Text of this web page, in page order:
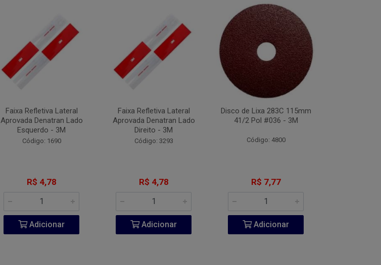
Faixa Refletiva Lateral
Aprovada Denatran Lado
Esquerdo - 3M
Código: 1690
R$ 4,78
Adicionar
Faixa Refletiva Lateral
Aprovada Denatran Lado
Direito - 3M
Código: 3293
R$ 4,78
Adicionar
Disco de Lixa 283C 115mm
41/2 Pol #036 - 3M
Código: 4800
R$ 7,77
Adicionar